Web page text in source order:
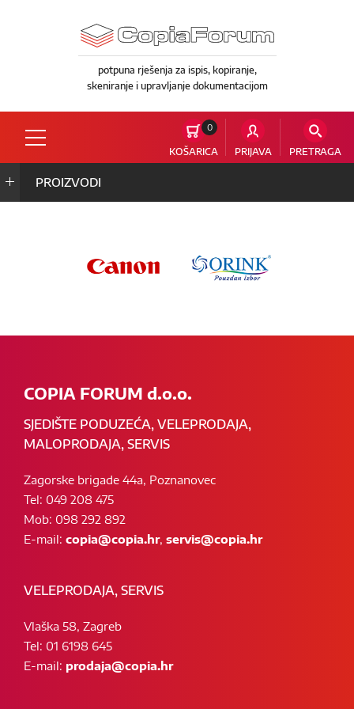
potpuna rješenja za ispis, kopiranje,
skeniranje i upravljanje dokumentacijom
0
KOŠARICA PRIJAVA PRETRAGA
PROIZVODI
COPIA FORUM d.o.o.
SJEDIŠTE PODUZEĆA, VELEPRODAJA,
MALOPRODAJA, SERVIS
Zagorske brigade 44a, Poznanovec
Tel: 049 208 475
Mob: 098 292 892
E-mail: copia@copia.hr, servis@copia.hr
VELEPRODAJA, SERVIS
Vlaška 58, Zagreb
Tel: 01 6198 645
E-mail: prodaja@copia.hr